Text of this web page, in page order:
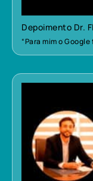
Depoimento Dr.
“Para mim o